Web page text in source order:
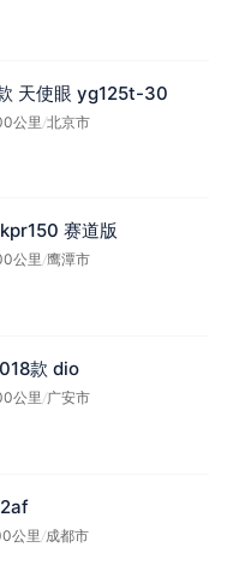
天使眼 yg125t-30
公里/北京市
赛道版
公里/鹰潭市
款 dio
公里 /广安市
公里 /成都市